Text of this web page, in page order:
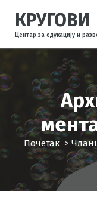
ч
н
а
ж
КРУГОВИ
Центар за едукацију и
Почетак>